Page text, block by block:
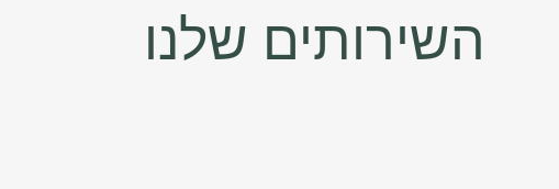
השירותים שלנו